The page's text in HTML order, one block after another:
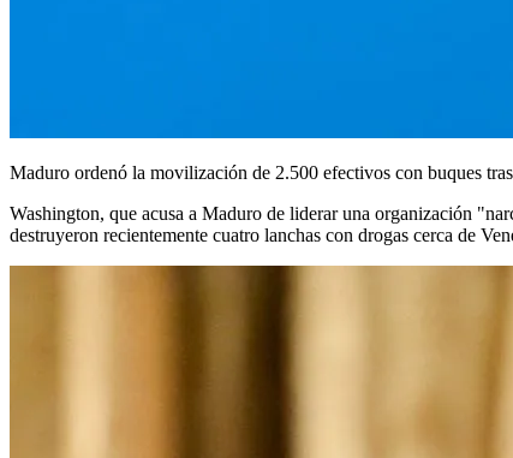
Maduro ordenó la movilización de 2.500 efectivos con buques
Washington, que acusa a Maduro de liderar una organización
destruyeron recientemente cuatro lanchas con drogas cerca de